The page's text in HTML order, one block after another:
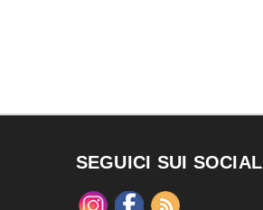
SEGUICI SUI SOCIAL